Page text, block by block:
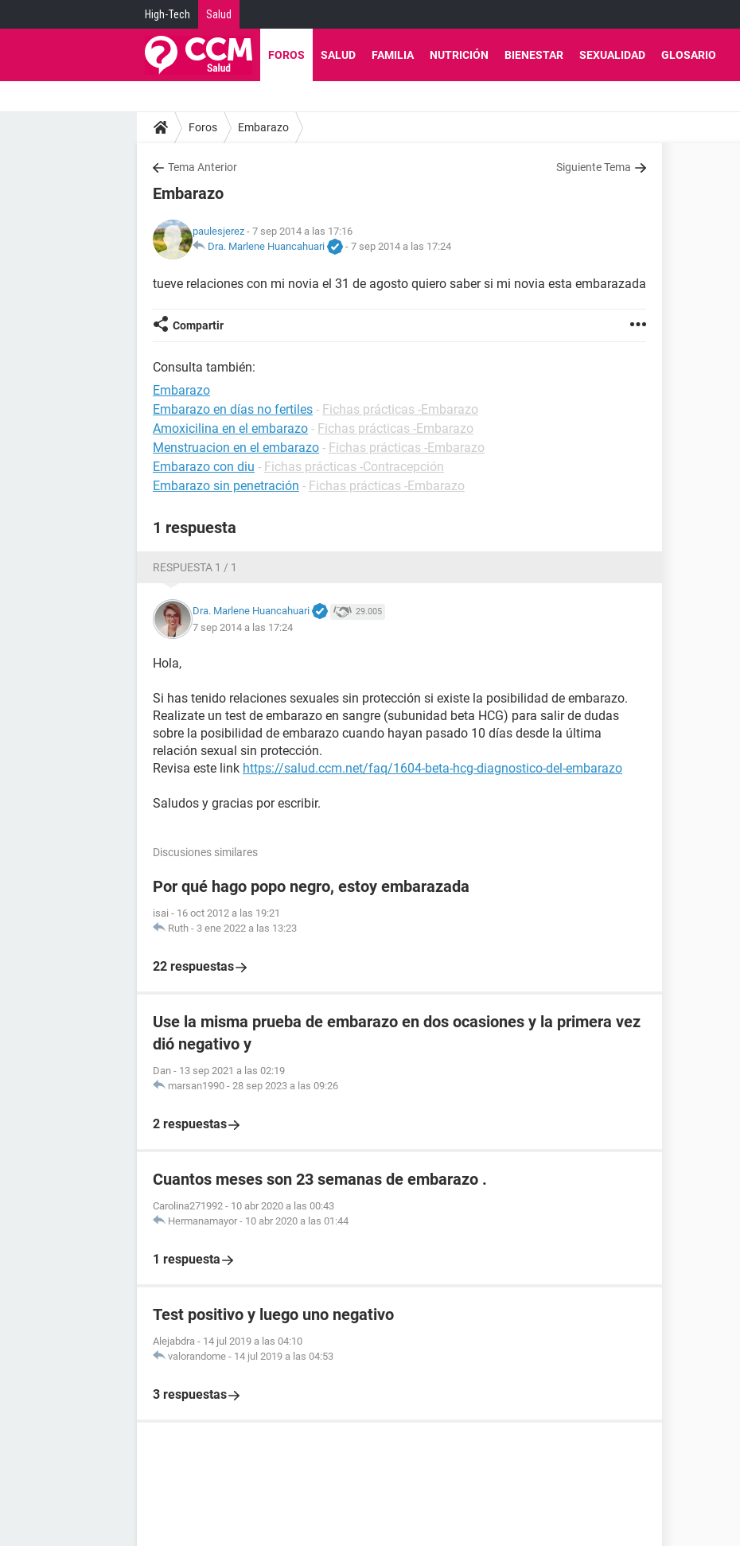
High-Tech Salud
FOROS SALUD FAMILIA NUTRICIÓN BIENESTAR SEXUALIDAD GLOSARIO
Foros Embarazo
Tema Anterior Siguiente Tema
Embarazo
paulesjerez - 7 sep 2014 a las 17:16
Dra. Marlene Huancahuari
- 7 sep 2014 a las 17:24
tueve relaciones con mi novia el 31 de agosto quiero saber si mi novia esta embarazada
Compartir
Consulta también:
Embarazo
Embarazo en días no fertiles - Fichas prácticas -Embarazo
Amoxicilina en el embarazo - Fichas prácticas -Embarazo
Menstruacion en el embarazo - Fichas prácticas -Embarazo
Embarazo con diu - Fichas prácticas -Contracepción
Embarazo sin penetración - Fichas prácticas -Embarazo
1 respuesta
RESPUESTA 1 / 1
Dra. Marlene Huancahuari 29.005
7 sep 2014 a las 17:24
Hola,
Si has tenido relaciones sexuales sin protección si existe la posibilidad de embarazo.
Realizate un test de embarazo en sangre (subunidad beta HCG) para salir de dudas
sobre la posibilidad de embarazo cuando hayan pasado 10 días desde la última
relación sexual sin protección.
Revisa este link https://salud.ccm.net/faq/1604-beta-hcg-diagnostico-del-embarazo
Saludos y gracias por escribir.
Discusiones similares
Por qué hago popo negro, estoy embarazada
isai - 16 oct 2012 a las 19:21
Ruth - 3 ene 2022 a las 13:23
22 respuestas
Use la misma prueba de embarazo en dos ocasiones y la primera vez
dió negativo y
Dan - 13 sep 2021 a las 02:19
marsan1990 - 28 sep 2023 a las 09:26
2 respuestas
Cuantos meses son 23 semanas de embarazo .
Carolina271992 - 10 abr 2020 a las 00:43
Hermanamayor - 10 abr 2020 a las 01:44
1 respuesta
Test positivo y luego uno negativo
Alejabdra - 14 jul 2019 a las 04:10
valorandome - 14 jul 2019 a las 04:53
3 respuestas